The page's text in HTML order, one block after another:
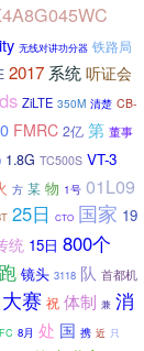
无线对讲功分器 铁路局
2017 系统 听证会
ZiLTE 350M 清楚 CB-
FMRC 2亿 第 董事
1.8G TC500S VT-3
方 某 物 1号 01L09
25日 CTO 国家 19
统 15日 800个
镜头 3118 队 首都机
大赛 祝 体制 兼 消
8月 处 国 携 近 只